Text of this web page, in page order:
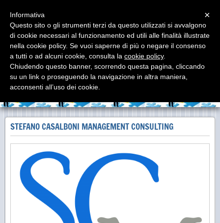
Stefano Casalboni
Management Consulting
STEFANO CASALBONI MANAGEMENT CONSULTING
×
Informativa
Questo sito o gli strumenti terzi da questo utilizzati si avvalgono
di cookie necessari al funzionamento ed utili alle finalità illustrate
nella cookie policy. Se vuoi saperne di più o negare il consenso
a tutti o ad alcuni cookie, consulta la cookie policy.
Chiudendo questo banner, scorrendo questa pagina, cliccando
su un link o proseguendo la navigazione in altra maniera,
acconsenti all’uso dei cookie.